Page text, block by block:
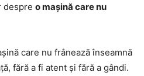
despre o mașină care nu
care nu frânează înseamnă
fără a fi atent și fără a gândi.